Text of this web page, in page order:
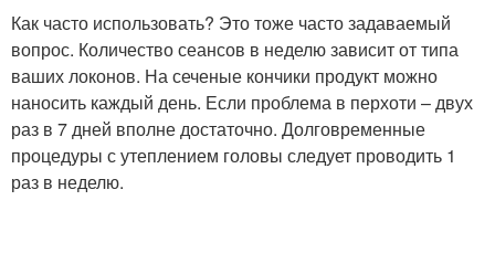
Как часто использовать? Это тоже часто задаваемый
вопрос. Количество сеансов в неделю зависит от типа
ваших локонов. На сеченые кончики продукт можно
наносить каждый день. Если проблема в перхоти – двух
раз в 7 дней вполне достаточно. Долговременные
процедуры с утеплением головы следует проводить 1
раз в неделю.